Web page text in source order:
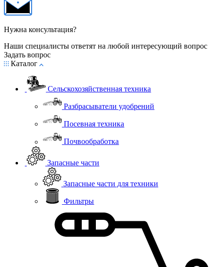
Нужна консультация?
Наши специалисты ответят на любой интересующий вопрос
Задать вопрос
Каталог
Сельскохозяйственная техника
Разбрасыватели удобрений
Посевная техника
Почвообработка
Запасные части
Запасные части для техники
Фильтры